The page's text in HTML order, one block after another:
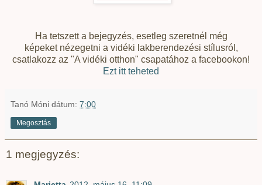
Ha tetszett a bejegyzés, esetleg szeretnél még
képeket nézegetni a vidéki lakberendezési stílusról,
csatlakozz az "A vidéki otthon" csapatához a facebookon!
Ezt itt teheted
Tanó Móni dátum: 7:00
Megosztás
1 megjegyzés: